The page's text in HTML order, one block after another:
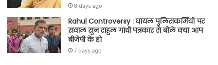
6 days ago
Rahul Controversy : घायल पुलिसकर्मियों पर
सवाल सुन राहुल गांधी पत्रकार से बोले क्या आप
बीजेपी के हो
7 days ago